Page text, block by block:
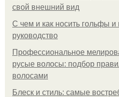
свой внешний вид
С чем и как носить гольфы и
руководство
Профессиональное
русые волосы: подбор
волосами
Блеск и стиль: самые